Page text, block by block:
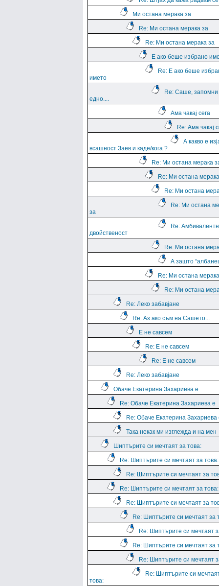
Ми остана мерака за
Re: Ми остана мерака за
Re: Ми остана мерака за
Е ако беше избрано
Re: Е ако беше
името
Re: Саше, запомни
едно....
Ама чакај сега
Re: Ама чакај
А какво е
всашност Заев и каде/кога ?
Re: Ми остана мерака
Re: Ми остана
Re: Ми остана
Re: Ми остана
за
Re:
двойственост
Re: Ми остана
А зашто
Re: Ми остана
Re: Ми остана
Re: Леко забавјане
Re: Аз ако съм на Сашето...
Е не савсем
Re: Е не савсем
Re: Е не савсем
Re: Леко забавјане
Обаче Екатерина Захариева е
Re: Обаче Екатерина Захариева е
Re: Обаче Екатерина Захариева
Така некак ми изглежда и на мен
Шиптърите си мечтаят за това:
Re: Шиптърите си мечтаят за това:
Re: Шиптърите си мечтаят за
Re: Шиптърите си мечтаят за това:
Re: Шиптърите си мечтаят за
Re: Шиптърите си мечтаят за
Re: Шиптърите си мечтаят
Re: Шиптърите си мечтаят за
Re: Шиптърите си мечтаят
Re: Шиптърите си
това: